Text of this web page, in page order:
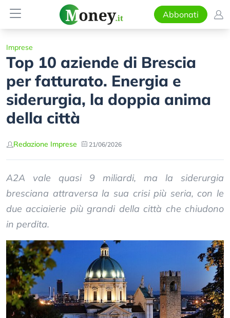
Abbonati
Imprese
Top 10 aziende di Brescia
per fatturato. Energia e
siderurgia, la doppia anima
della città
Redazione Imprese 21/06/2026
A2A vale quasi 9 miliardi, ma la siderurgia
bresciana attraversa la sua crisi più seria, con le
due acciaierie più grandi della città che chiudono
in perdita.